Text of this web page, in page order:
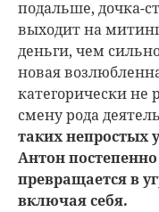
подальше, дочка-
выходит на
деньги, чем
новая
категорически не
смену рода
таких непростых
Антон постепенно
превращается в
включая себя.